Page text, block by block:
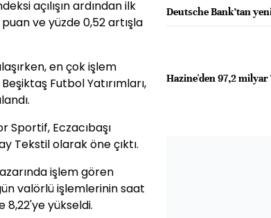
açılışın ardından ilk
ve yüzde 0,52 artışla
en çok işlem
Futbol Yatırımları,
Sportif, Eczacıbaşı
Tekstil olarak öne çıktı.
işlem gören
valörlü işlemlerinin saat
8,22'ye yükseldi.
Deutsche Bank’tan
Hazine'den 97,2